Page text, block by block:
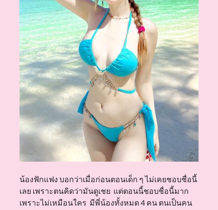
น้องฟักแฟง บอกว่าเมื่อก่อนตอนเด็ก ๆ ไม่เคยชอบชื่อนี้
เลย เพราะตนคิดว่ามันดูเชย แต่ตอนนี้ชอบชื่อนี้มาก
เพราะไม่เหมือนใคร มีพี่น้องทั้งหมด 4 คน ตนเป็นคน